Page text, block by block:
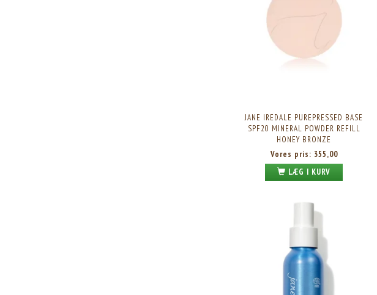
JANE IREDALE PUREPRESSED BASE
SPF20 MINERAL POWDER REFILL
HONEY BRONZE
Vores pris: 355,00
LÆG I KURV